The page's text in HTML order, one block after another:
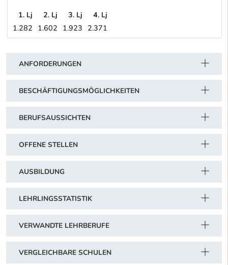
Energierohstoff- und Kraftstoffindustrie (vormals
1. Lj 2. Lj 3. Lj
4. Lj
1.282 1.602 1.923 2.371
ANFORDERUNGEN
BESCHÄFTIGUNGSMÖGLICHKEITEN
BERUFSAUSSICHTEN
OFFENE STELLEN
AUSBILDUNG
LEHRLINGSSTATISTIK
VERWANDTE LEHRBERUFE
VERGLEICHBARE SCHULEN